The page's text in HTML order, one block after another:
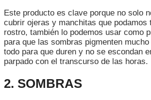
Este producto es clave porque no solo
cubrir ojeras y manchitas que podamos
rostro, también lo podemos usar como
para que las sombras pigmenten
todo para que duren y no se escondan
parpado con el transcurso de las horas.
2. SOMBRAS